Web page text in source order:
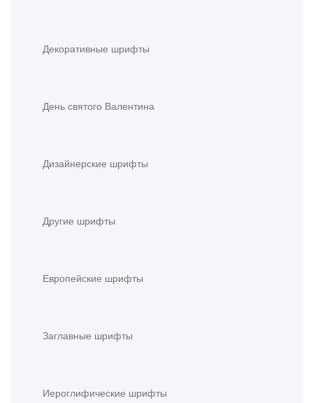
Декоративные шрифты
День святого Валентина
Дизайнерские шрифты
Другие шрифты
Европейские шрифты
Заглавные шрифты
Иероглифические шрифты